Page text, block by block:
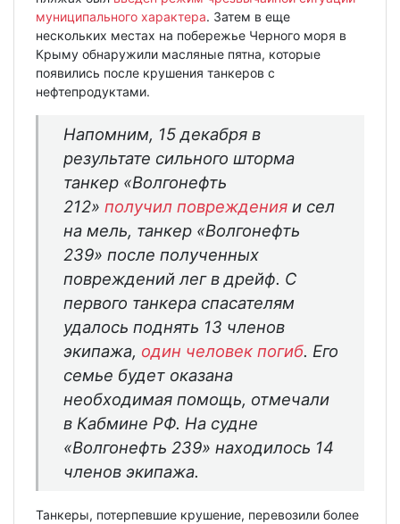
муниципального характера. Затем в еще
нескольких местах на побережье Черного моря в
Крыму обнаружили масляные пятна, которые
появились после крушения танкеров с
нефтепродуктами.
Напомним, 15 декабря в
результате сильного шторма
танкер «Волгонефть
212» получил повреждения и сел
на мель, танкер «Волгонефть
239» после полученных
повреждений лег в дрейф. С
первого танкера спасателям
удалось поднять 13 членов
экипажа, один человек погиб. Его
семье будет оказана
необходимая помощь, отмечали
в Кабмине РФ. На судне
«Волгонефть 239» находилось 14
членов экипажа.
Танкеры, потерпевшие крушение, перевозили более